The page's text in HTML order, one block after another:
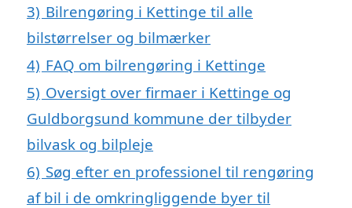
3) Bilrengøring i Kettinge til alle
bilstørrelser og bilmærker
4) FAQ om bilrengøring i Kettinge
5) Oversigt over firmaer i Kettinge og
Guldborgsund kommune der tilbyder
bilvask og bilpleje
6) Søg efter en professionel til rengøring
af bil i de omkringliggende byer til